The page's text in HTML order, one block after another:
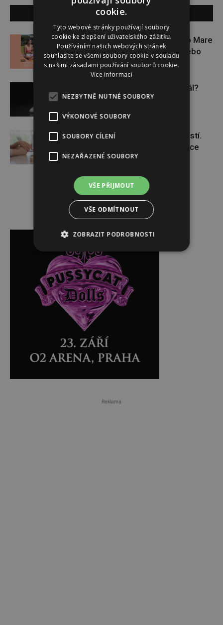
SOUVISEJÍCÍ ČLÁNKY
Zapojte se do letní soutěže s Rio Mare
a vyhrajte iWatch Series 11 nebo
jógamatku
Budou se vraždit malé děti dál?
Těhotenství není samozřejmostí.
Pomáhá asistovaná reprodukce
Reklama
cookie.
Tyto webové stránky používají soubory
cookie ke zlepšení uživatelského zážitku.
Používáním našich webových stránek
souhlasíte se všemi soubory cookie v souladu
s našimi zásadami používání souborů cookie.
Více informací
NEZBYTNĚ NUTNÉ SOUBORY
VÝKONOVÉ SOUBORY
SOUBORY CÍLENÍ
NEZAŘAZENÉ SOUBORY
VŠE PŘIJMOUT
VŠE ODMÍTNOUT
ZOBRAZIT PODROBNOSTI